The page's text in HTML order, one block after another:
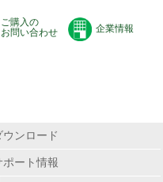
ご購入の
お問い合わせ
企業情報
ウンロード
ポート情報